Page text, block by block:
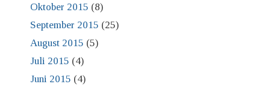
Oktober 2015 (8)
September 2015 (25)
August 2015 (5)
Juli 2015 (4)
Juni 2015 (4)